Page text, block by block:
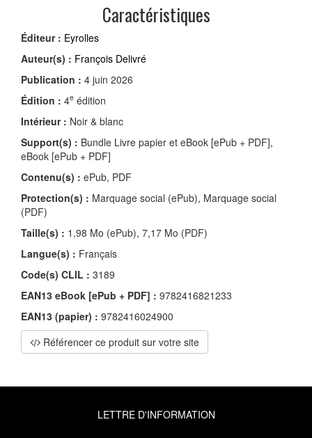
Caractéristiques
Éditeur : Eyrolles
Auteur(s) : François Delivré
Publication : 4 juin 2026
Édition : 4e édition
Intérieur : Noir & blanc
Support(s) : Bundle Livre papier et eBook [ePub + PDF],
eBook [ePub + PDF]
Contenu(s) : ePub, PDF
Protection(s) : Marquage social (ePub), Marquage social
(PDF)
Taille(s) : 1,98 Mo (ePub), 7,17 Mo (PDF)
Langue(s) : Français
Code(s) CLIL : 3189
EAN13 eBook [ePub + PDF] : 9782416821233
EAN13 (papier) : 9782416024900
Référencer ce produit sur votre site
LETTRE D'INFORMATION